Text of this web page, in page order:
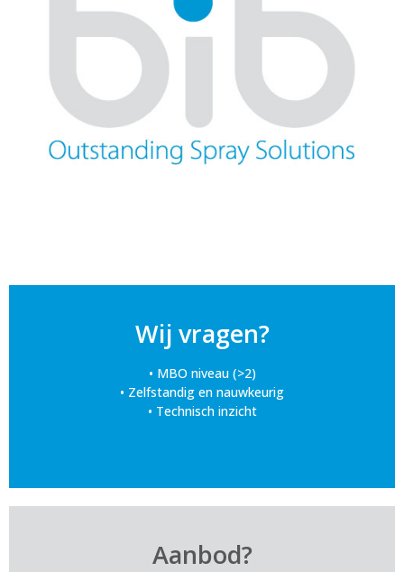
Wij vragen?
• MBO niveau (>2)
• Zelfstandig en nauwkeurig
• Technisch inzicht
Aanbod?